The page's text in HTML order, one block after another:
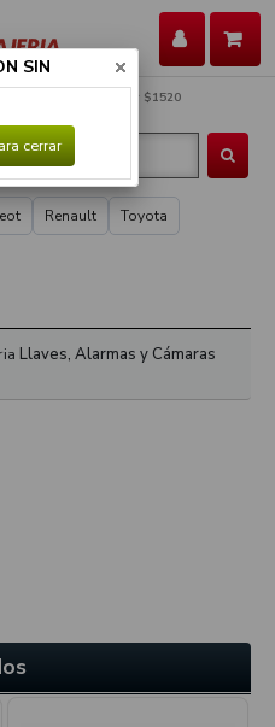
Cotización del Dolar $1520
Renault
Toyota
Llaves, Alarmas y Cámaras
SIN
cerrar